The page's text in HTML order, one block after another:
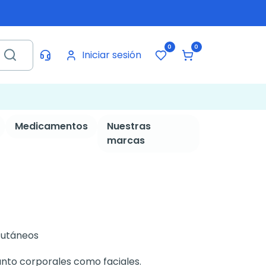
Iniciar sesión
0 0
Medicamentos
Nuestras
marcas
corporales como faciales.